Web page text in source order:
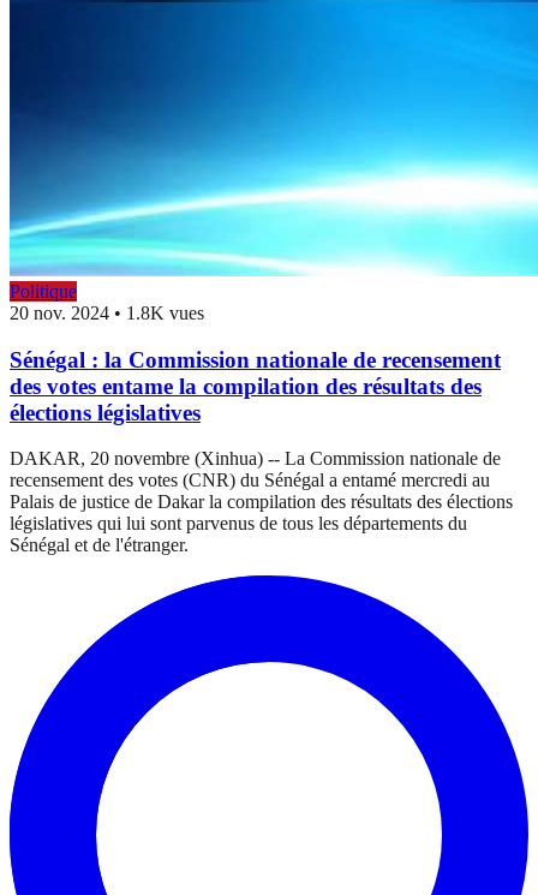
Politique
20 nov. 2024 • 1.8K vues
Sénégal : la Commission nationale de recensement
des votes entame la compilation des résultats des
élections législatives
DAKAR, 20 novembre (Xinhua) -- La Commission nationale de
recensement des votes (CNR) du Sénégal a entamé mercredi au
Palais de justice de Dakar la compilation des résultats des élections
législatives qui lui sont parvenus de tous les départements du
Sénégal et de l'étranger.